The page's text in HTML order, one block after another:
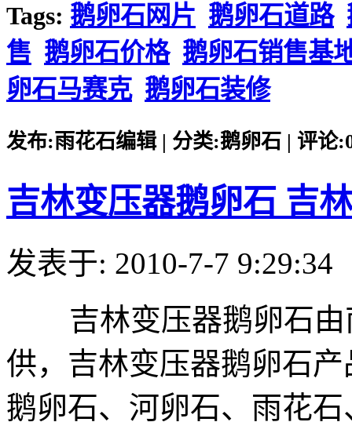
Tags: 鹅卵石网片 鹅卵石道路
售 鹅卵石价格 鹅卵石销售基
卵石马赛克 鹅卵石装修
发布:雨花石编辑 | 分类:鹅卵石 | 评论
吉林变压器鹅卵石 吉
发表于: 2010-7-7 9:29:34
吉林变压器鹅卵石由
供，吉林变压器鹅卵石
鹅卵石、河卵石、雨花